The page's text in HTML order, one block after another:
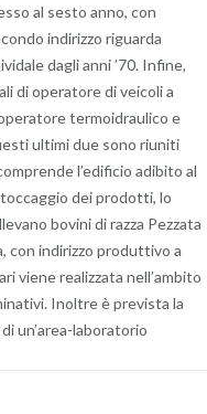
al sesto anno, con
indirizzo riguarda
dagli anni ’70. Infine,
di operatore di veicoli a
termoidraulico e
ultimi due sono riuniti
l’edificio adibito al
dei prodotti, lo
bovini di razza Pezzata
con indirizzo produttivo a
viene realizzata nell’ambito
Inoltre è prevista la
un’area-laboratorio